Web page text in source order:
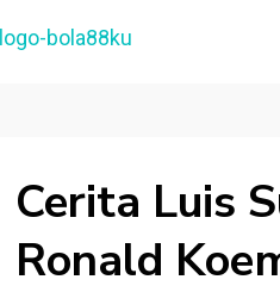
Cerita Luis
Ronald